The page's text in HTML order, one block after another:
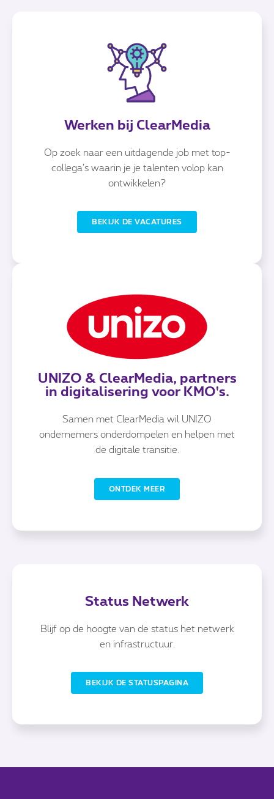
Werken bij ClearMedia
Op zoek naar een uitdagende job met top-
collega’s waarin je je talenten volop kan
ontwikkelen?
BEKIJK DE VACATURES
UNIZO & ClearMedia, partners
in digitalisering voor KMO's.
Samen met ClearMedia wil UNIZO
ondernemers onderdompelen en helpen met
de digitale transitie.
ONTDEK MEER
Status Netwerk
Blijf op de hoogte van de status het netwerk
en infrastructuur.
BEKIJK DE STATUSPAGINA